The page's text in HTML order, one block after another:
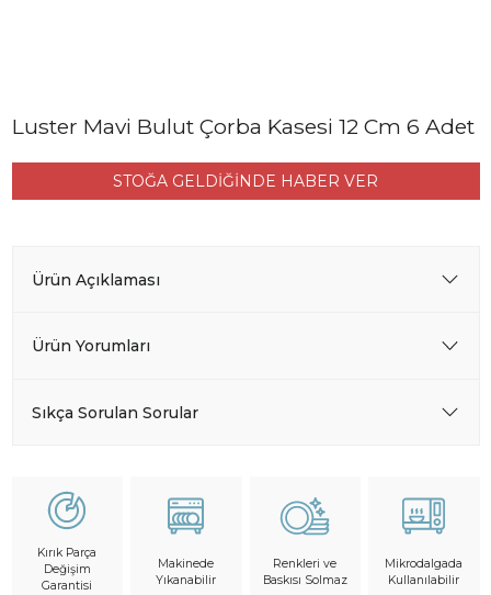
Luster Mavi Bulut Çorba Kasesi 12 Cm 6 Adet
STOĞA GELDİĞİNDE HABER VER
Ürün Açıklaması
Ürün Yorumları
Sıkça Sorulan Sorular
Kırık Parça
Değişim
Garantisi
Makinede
Yıkanabilir
Renkleri ve
Baskısı Solmaz
Mikrodalgada
Kullanılabilir